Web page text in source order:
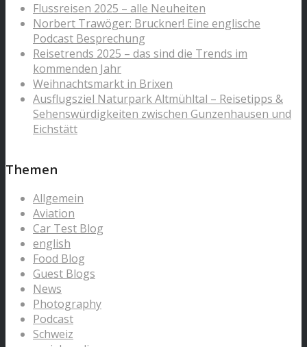
Flussreisen 2025 – alle Neuheiten
Norbert Trawöger: Bruckner! Eine englische
Podcast Besprechung
Reisetrends 2025 – das sind die Trends im
kommenden Jahr
Weihnachtsmarkt in Brixen
Ausflugsziel Naturpark Altmühltal – Reisetipps &
Sehenswürdigkeiten zwischen Gunzenhausen und
Eichstätt
Themen
Allgemein
Aviation
Car Test Blog
english
Food Blog
Guest Blogs
News
Photography
Podcast
Schweiz